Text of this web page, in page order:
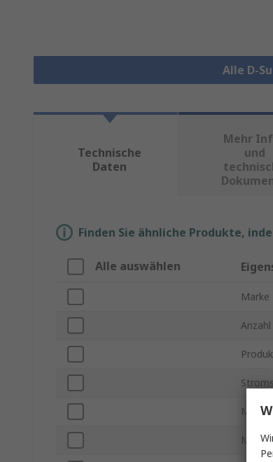
Alle D-
Technische
Daten
Mehr
und
Finden Sie ähnliche Produkte,
Alle auswählen
Marke